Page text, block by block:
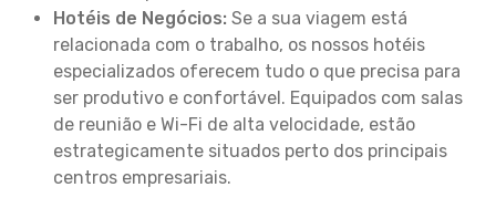
Hotéis de Negócios: Se a sua viagem está
relacionada com o trabalho, os nossos hotéis
especializados oferecem tudo o que precisa para
ser produtivo e confortável. Equipados com salas
de reunião e Wi-Fi de alta velocidade, estão
estrategicamente situados perto dos principais
centros empresariais.